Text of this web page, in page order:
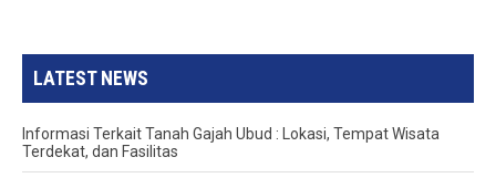
LATEST NEWS
Informasi Terkait Tanah Gajah Ubud : Lokasi, Tempat Wisata
Terdekat, dan Fasilitas